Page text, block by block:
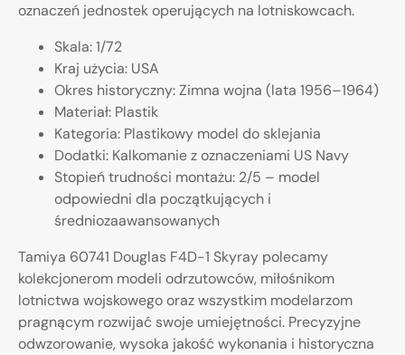
oznaczeń jednostek operujących na lotniskowcach.
Skala: 1/72
Kraj użycia: USA
Okres historyczny: Zimna wojna (lata 1956–1964)
Materiał: Plastik
Kategoria: Plastikowy model do sklejania
Dodatki: Kalkomanie z oznaczeniami US Navy
Stopień trudności montażu: 2/5 – model
odpowiedni dla początkujących i
średniozaawansowanych
Tamiya 60741 Douglas F4D-1 Skyray polecamy
kolekcjonerom modeli odrzutowców, miłośnikom
lotnictwa wojskowego oraz wszystkim modelarzom
pragnącym rozwijać swoje umiejętności. Precyzyjne
odwzorowanie, wysoka jakość wykonania i historyczna